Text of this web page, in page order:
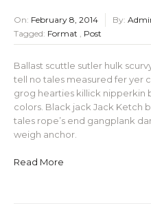
On: February 8, 2014 By:
Tagged: Format , Post
Ballast scuttle sutler hulk
tell no tales measured fer yer
grog hearties killick nipperkin
colors. Black jack Jack Ketch
tales rope’s end gangplank
weigh anchor.
Read More